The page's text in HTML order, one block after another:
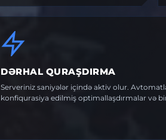
DƏRHAL QURAŞDIRMA
Serveriniz saniyələr içində aktiv olur.
konfiqurasiya edilmiş optimallaşdırmalar və